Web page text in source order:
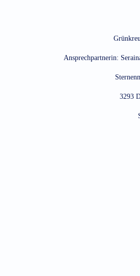
Ansprechpartnerin:
3293